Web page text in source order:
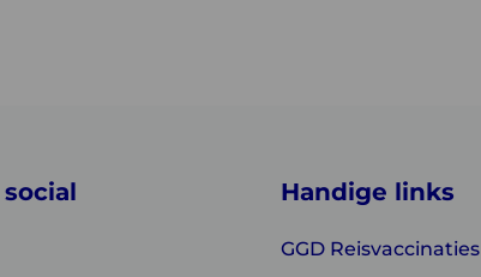
social
Handige links
GGD Reisvaccinaties